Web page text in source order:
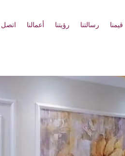
قيمنا رسالتنا رؤيتنا أعمالنا اتصل